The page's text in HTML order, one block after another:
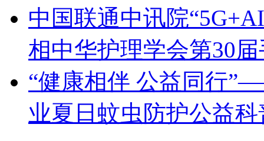
中国联通中讯院
相中华护理学会第30
“健康相伴 公益同行
业夏日蚊虫防护公益